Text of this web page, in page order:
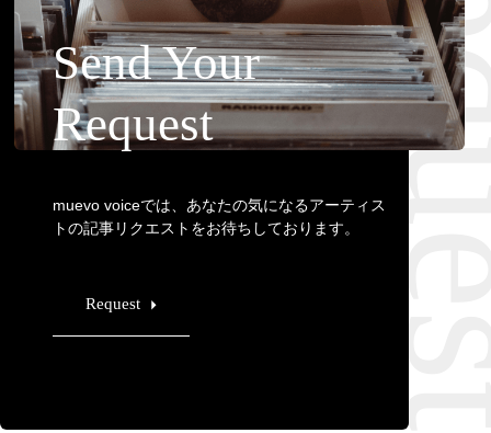
Send Your
Request
muevo voiceでは、あなたの気になるアーティス
トの記事リクエストをお待ちしております。
Request